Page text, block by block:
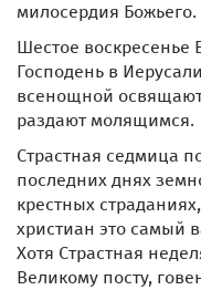
милосердия Божьего.
Шестое воскресенье
Господень в
всенощной
раздают молящимся.
Страстная седмица
последних днях
крестных
христиан это самый
Хотя Страстная
Великому посту,